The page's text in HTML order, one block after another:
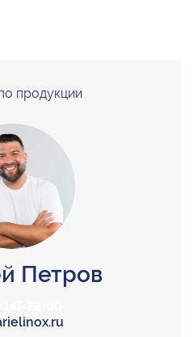
продукции
Петров